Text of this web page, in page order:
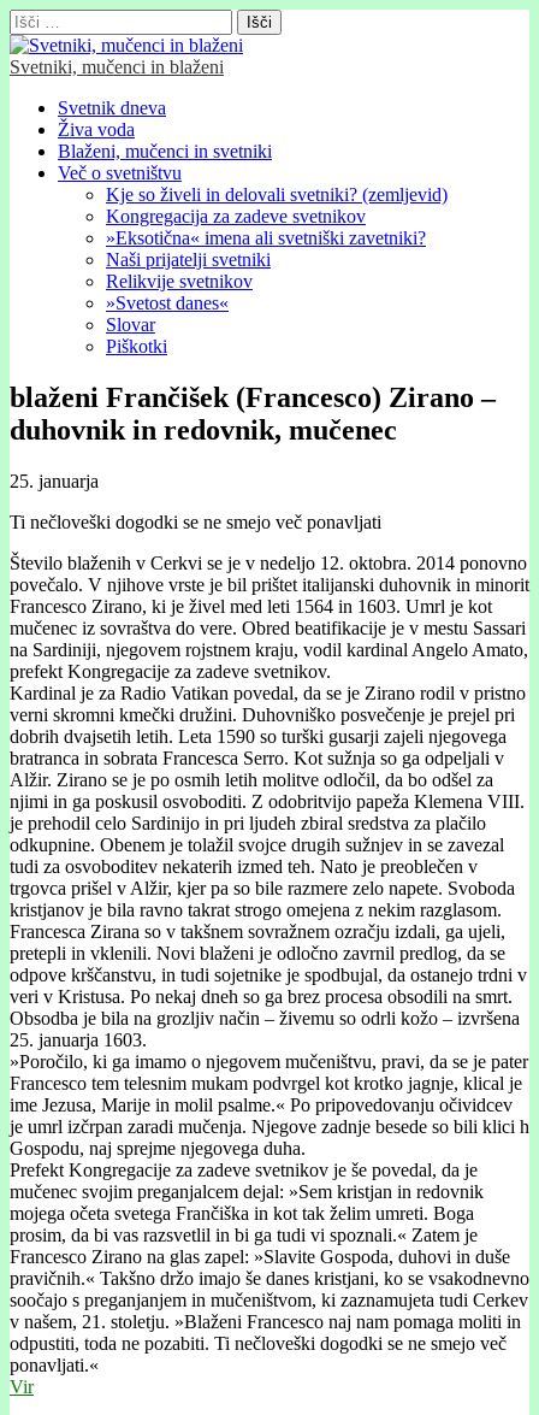
Išči:
Svetniki, mučenci in blaženi
Glavni
meni
Skip
content
Svetnik dneva
Živa voda
Blaženi, mučenci in svetniki
Več o svetništvu
Kje so živeli in delovali svetniki? (zemljevid)
Kongregacija za zadeve svetnikov
»Eksotična« imena ali svetniški zavetniki?
Naši prijatelji svetniki
Relikvije svetnikov
»Svetost danes«
Slovar
Piškotki
blaženi Frančišek (Francesco) Zirano –
duhovnik in redovnik, mučenec
25. januarja
Ti nečloveški dogodki se ne smejo več ponavljati
Število blaženih v Cerkvi se je v nedeljo 12. oktobra. 2014 ponovno
povečalo. V njihove vrste je bil prištet italijanski duhovnik in minorit
Francesco Zirano, ki je živel med leti 1564 in 1603. Umrl je kot
mučenec iz sovraštva do vere. Obred beatifikacije je v mestu Sassari
na Sardiniji, njegovem rojstnem kraju, vodil kardinal Angelo Amato,
prefekt Kongregacije za zadeve svetnikov.
Kardinal je za Radio Vatikan povedal, da se je Zirano rodil v pristno
verni skromni kmečki družini. Duhovniško posvečenje je prejel pri
dobrih dvajsetih letih. Leta 1590 so turški gusarji zajeli njegovega
bratranca in sobrata Francesca Serro. Kot sužnja so ga odpeljali v
Alžir. Zirano se je po osmih letih molitve odločil, da bo odšel za
njimi in ga poskusil osvoboditi. Z odobritvijo papeža Klemena VIII.
je prehodil celo Sardinijo in pri ljudeh zbiral sredstva za plačilo
odkupnine. Obenem je tolažil svojce drugih sužnjev in se zavezal
tudi za osvoboditev nekaterih izmed teh. Nato je preoblečen v
trgovca prišel v Alžir, kjer pa so bile razmere zelo napete. Svoboda
kristjanov je bila ravno takrat strogo omejena z nekim razglasom.
Francesca Zirana so v takšnem sovražnem ozračju izdali, ga ujeli,
pretepli in vklenili. Novi blaženi je odločno zavrnil predlog, da se
odpove krščanstvu, in tudi sojetnike je spodbujal, da ostanejo trdni v
veri v Kristusa. Po nekaj dneh so ga brez procesa obsodili na smrt.
Obsodba je bila na grozljiv način – živemu so odrli kožo – izvršena
25. januarja 1603.
»Poročilo, ki ga imamo o njegovem mučeništvu, pravi, da se je pater
Francesco tem telesnim mukam podvrgel kot krotko jagnje, klical je
ime Jezusa, Marije in molil psalme.« Po pripovedovanju očividcev
je umrl izčrpan zaradi mučenja. Njegove zadnje besede so bili klici h
Gospodu, naj sprejme njegovega duha.
Prefekt Kongregacije za zadeve svetnikov je še povedal, da je
mučenec svojim preganjalcem dejal: »Sem kristjan in redovnik
mojega očeta svetega Frančiška in kot tak želim umreti. Boga
prosim, da bi vas razsvetlil in bi ga tudi vi spoznali.« Zatem je
Francesco Zirano na glas zapel: »Slavite Gospoda, duhovi in duše
pravičnih.« Takšno držo imajo še danes kristjani, ko se vsakodnevno
soočajo s preganjanjem in mučeništvom, ki zaznamujeta tudi Cerkev
v našem, 21. stoletju. »Blaženi Francesco naj nam pomaga moliti in
odpustiti, toda ne pozabiti. Ti nečloveški dogodki se ne smejo več
ponavljati.«
Vir